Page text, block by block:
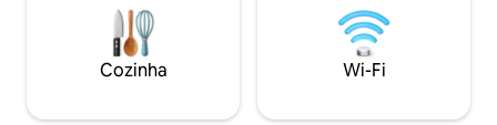
Cozinha Wi-Fi